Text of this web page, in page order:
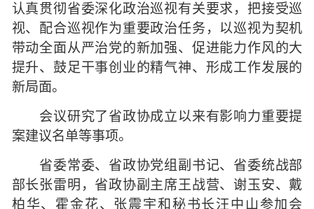
认真贯彻省委深化政治巡视有关要求，把接受巡
视、配合巡视作为重要政治任务，以巡视为契机
带动全面从严治党的新加强、促进能力作风的大
提升、鼓足干事创业的精气神、形成工作发展的
新局面。
会议研究了省政协成立以来有影响力重要提
案建议名单等事项。
省委常委、省政协党组副书记、省委统战部
部长张雷明，省政协副主席王战营、谢玉安、戴
柏华、霍金花、张震宇和秘书长汪中山参加会